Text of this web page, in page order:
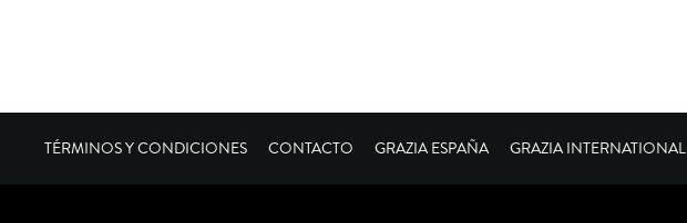
TÉRMINOS Y CONDICIONES CONTACTO GRAZIA ESPAÑA GRAZIA INTERNATIONAL